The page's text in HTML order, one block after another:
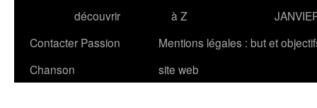
découvrir
à Z
Contacter Passion
Chanson
Mentions légales : but et
site web